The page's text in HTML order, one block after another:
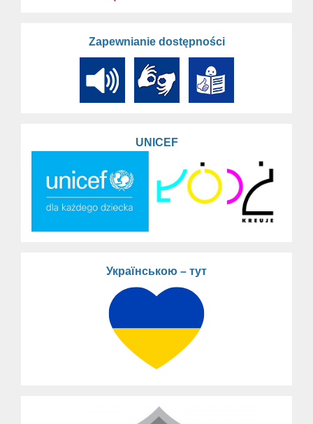
Zapewnianie dostępności
UNICEF
Українською – тут